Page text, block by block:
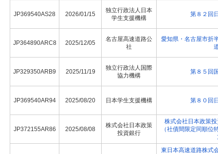
JP369540AS28 2026/01/15
独立行政法人日本
学生支援機構
第８２回
JP364890ARC8 2025/12/05
名古屋高速道路公
社
愛知県・名古屋市折
JP329350ARB9 2025/11/19
独立行政法人国際
協力機構
第８５回
JP369540AR94 2025/08/20 日本学生支援機構 第８０回
JP372155AR86 2025/08/08
株式会社日本政策
投資銀行
株式会社日本政策
（社債間限定同順位
東日本高速道路株式